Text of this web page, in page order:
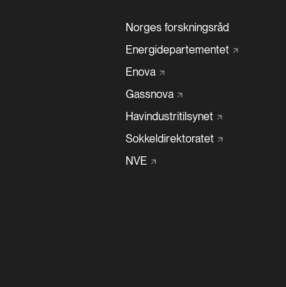
Norges forskningsråd
Energidepartementet
Enova
Gassnova
Havindustritilsynet
Sokkeldirektoratet
NVE